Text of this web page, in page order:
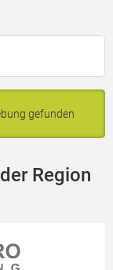
gefunden
Region